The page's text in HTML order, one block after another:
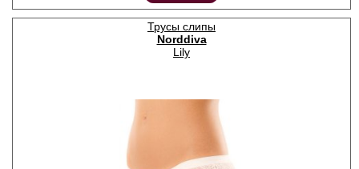
Трусы слипы
Norddiva
Lily